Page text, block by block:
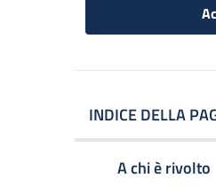
INDICE DELLA
A chi è rivolto